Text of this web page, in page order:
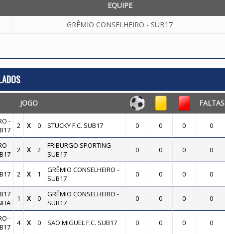
EQUIPE
GRÊMIO CONSELHEIRO - SUB17
JOGO FALTAS
-
2 X 0 STUCKY F.C. SUB17 0 0 0 0
-
2 X 2
FRIBURGO SPORTING
SUB17
0 0 0 0
2 X 1
GRÊMIO CONSELHEIRO -
SUB17
0 0 0 0
1 X 0
GRÊMIO CONSELHEIRO -
SUB17
0 0 0 0
-
4 X 0 SAO MIGUEL F.C. SUB17 0 0 0 0